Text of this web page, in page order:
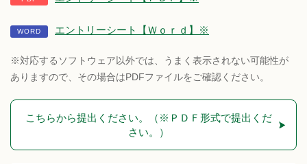
エントリーシート【Ｗｏｒｄ】※
※対応するソフトウェア以外では、うまく表示されない可能性が
ありますので、その場合はPDFファイルをご確認ください。
こちらから提出ください。（※ＰＤＦ形式で提出くだ
さい。）